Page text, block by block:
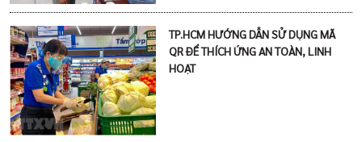
TP.HCM HƯỚNG DẪN SỬ DỤNG MÃ
QR ĐỂ THÍCH ỨNG AN TOÀN, LINH
HOẠT